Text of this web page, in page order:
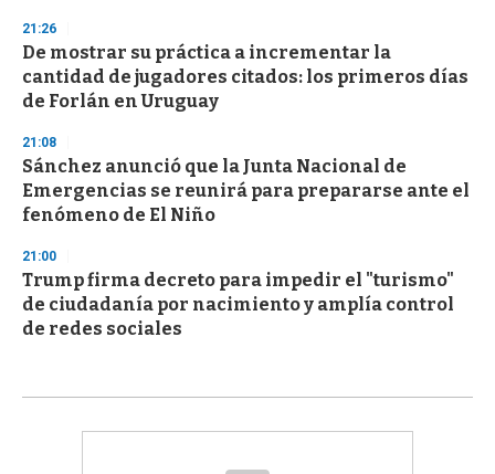
21:26
De mostrar su práctica a incrementar la
cantidad de jugadores citados: los primeros días
de Forlán en Uruguay
21:08
Sánchez anunció que la Junta Nacional de
Emergencias se reunirá para prepararse ante el
fenómeno de El Niño
21:00
Trump firma decreto para impedir el "turismo"
de ciudadanía por nacimiento y amplía control
de redes sociales